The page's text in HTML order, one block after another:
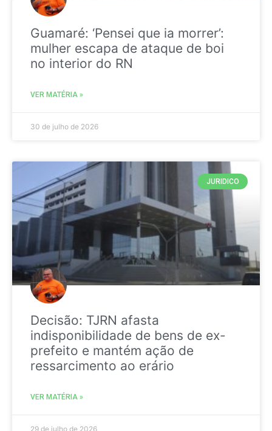
Guamaré: ‘Pensei que ia morrer’:
mulher escapa de ataque de boi
no interior do RN
VER MATÉRIA »
30 de julho de 2026
JURIDICO
Decisão: TJRN afasta
indisponibilidade de bens de ex-
prefeito e mantém ação de
ressarcimento ao erário
VER MATÉRIA »
29 de julho de 2026